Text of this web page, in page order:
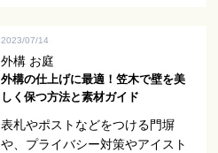
2023/07/14
外構 お庭
外構の仕上げに最適！笠木で壁を美
しく保つ方法と素材ガイド
表札やポストなどをつける門塀
や、プライバシー対策やアイスト